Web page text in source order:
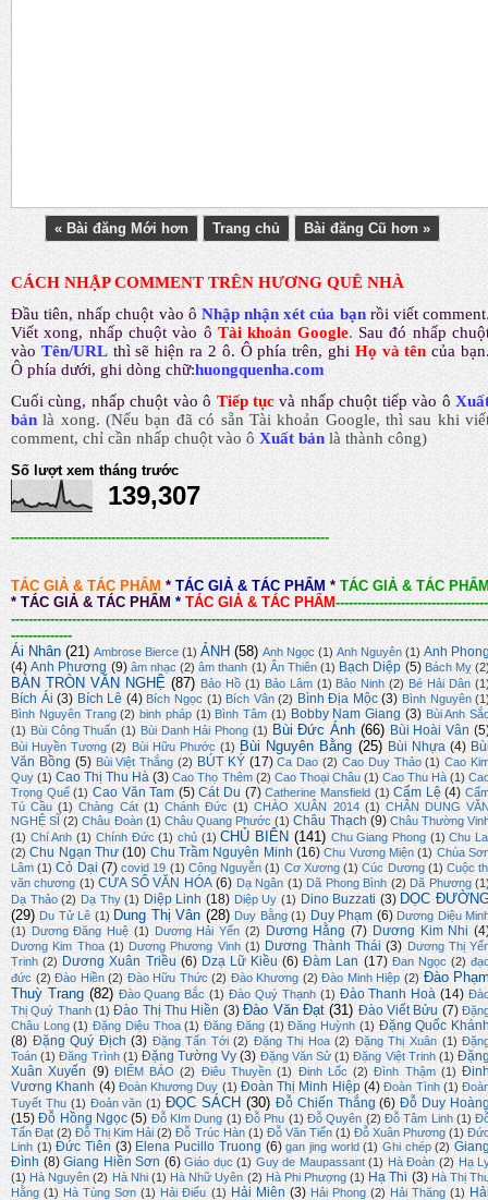
« Bài đăng Mới hơn Trang chủ Bài đăng Cũ hơn »
CÁCH NHẬP COMMENT TRÊN HƯƠNG QUÊ NHÀ
Đầu tiên, nhấp chuột vào ô Nhập nhận xét của bạn rồi viết comment
Viết xong, nhấp chuột vào ô Tài khoản Google. Sau đó nhấp
vào Tên/URL thì sẽ hiện ra 2 ô. Ô phía trên, ghiHọ và tên của
Ô phía dưới, ghi dòng chữ:huongquenha.com
Cuối cùng, nhấp chuột vào ô Tiếp tục và nhấp chuột tiếp vào ô
bản là xong.(Nếu bạn đã có sẵn Tài khoản Google, thì sau khi
comment, chỉ cần nhấp chuột vào ôXuất bản là thành công)
Số lượt xem tháng trước
139,307
-------------------------------------------------------------------------
TÁC GIẢ & TÁC PHẨM * TÁC GIẢ & TÁC PHẨM * TÁC GIẢ & TÁC
* TÁC GIẢ & TÁC PHẨM * TÁC GIẢ & TÁC PHẨM-----------------------------------
--------------
Ái Nhân (21) Ambrose Bierce (1) ẢNH (58) Anh Ngọc (1) Anh Nguyên (1) Anh
(4) Anh Phương (9) âm nhạc (2) âm thanh (1) Ân Thiên (1) Bạch Diệp (5) Bách Mỵ
BÀN TRÒN VĂN NGHỆ (87) Bảo Hồ (1) Bảo Lâm (1) Bảo Ninh (2) Bé Hải Dân
Bích Ái (3) Bích Lê (4) Bích Ngọc (1) Bích Vân (2) Bình Địa Mộc (3) Bình Nguyên
Bình Nguyên Trang (2) binh pháp (1) Bình Tâm (1) Bobby Nam Giang (3) Bùi Anh
(1) Bùi Công Thuấn (1) Bùi Danh Hải Phong (1) Bùi Đức Ánh (66) Bùi Hoài Vân
Bùi Huyền Tương (2) Bùi Hữu Phước (1) Bùi Nguyên Bằng (25) Bùi Nhựa (4)
Văn Bồng (5) Bùi Việt Thắng (2) BÚT KÝ (17) Ca Dao (2) Cao Duy Thảo (1) Cao
Quy (1) Cao Thị Thu Hà (3) Cao Thọ Thêm (2) Cao Thoại Châu (1) Cao Thu Hà (1)
Trọng Quế (1) Cao Văn Tam (5) Cát Du (7) Catherine Mansfield (1) Cẩm Lệ (4)
Tú Cầu (1) Chàng Cát (1) Chánh Đức (1) CHÀO XUÂN 2014 (1) CHÂN DUNG
NGHỆ SĨ (2) Châu Đoàn (1) Châu Quang Phước (1) Châu Thạch (9) Châu Thường
(1) Chí Anh (1) Chính Đức (1) chủ (1) CHỦ BIÊN (141) Chu Giang Phong (1) Chu
(2) Chu Ngạn Thư (10) Chu Trầm Nguyên Minh (16) Chu Vương Miện (1) Chúa
Lâm (1) Cỏ Dại (7) covid 19 (1) Công Nguyễn (1) Cơ Xương (1) Cúc Dương (1) Cuộc
văn chương (1) CỬA SỔ VĂN HÓA (6) Dạ Ngân (1) Dã Phong Bình (2) Dã Phương
Dạ Thảo (2) Dạ Thy (1) Diệp Linh (18) Diệp Uy (1) Dino Buzzati (3) DỌC
(29) Du Tử Lê (1) Dung Thị Vân (28) Duy Bằng (1) Duy Phạm (6) Dương Diệu
(1)
Dương Đăng Huệ (1) Dương Hải Yến (2) Dương Hằng (7) Dương Kim Nhi
Dương Kim Thoa (1) Dương Phương Vinh (1) Dương Thành Thái (3) Dương Thị
Trinh (2) Dương Xuân Triều (6) Dzạ Lữ Kiều (6) Đàm Lan (17) Đan Ngọc (2)
đức (2) Đào Hiền (2) Đào Hữu Thức (2) Đào Khương (2) Đào Minh Hiệp (2) Đào
Thuỳ Trang (82) Đào Quang Bắc (1) Đào Quý Thạnh (1) Đào Thanh Hoà (14)
Thị Quý Thanh (1) Đào Thị Thu Hiền (3) Đào Văn Đạt (31) Đào Viết Bửu (7)
Châu Long (1) Đặng Diệu Thoa (1) Đăng Đăng (1) Đăng Huỳnh (1) Đặng Quốc
(8) Đặng Quý Địch (3) Đặng Tấn Tới (2) Đặng Thị Hoa (2) Đặng Thị Xuân (1)
Toán (1) Đăng Trình (1) Đặng Tường Vy (3) Đặng Văn Sử (1) Đặng Việt Trinh (1)
Xuân Xuyến (9) ĐIỂM BÁO (2) Điêu Thuyền (1) Đinh Lốc (2) Đình Thậm (1)
Vương Khanh (4) Đoàn Khương Duy (1) Đoàn Thị Minh Hiệp (4) Đoàn Tình (1)
Tuyết Thu (1) Đoản văn (1) ĐỌC SÁCH (30) Đỗ Chiến Thắng (6) Đỗ Duy
(15) Đỗ Hồng Ngọc (5) Đỗ KIm Dung (1) Đỗ Phu (1) Đỗ Quyên (2) Đỗ Tâm Linh (1)
Tấn Đạt (2) Đỗ Thị Kim Hải (2) Đỗ Trúc Hàn (1) Đỗ Văn Tiến (1) Đỗ Xuân Phương (1)
Linh (1) Đức Tiên (3) Elena Pucillo Truong (6) gan jing world (1) Ghi chép (2)
Đình (8) Giang Hiền Sơn (6) Giáo dục (1) Guy de Maupassant (1) Hà Đoàn (2) Hạ
(1) Hà Nguyên (2) Hà Nhi (1) Hà Nhữ Uyên (2) Hà Phi Phượng (1) Hạ Thi (3) Hà Thị
Hằng (1) Hà Tùng Sơn (1) Hải Điểu (1) Hải Miên (3) Hải Phong (2) Hải Thăng (1)